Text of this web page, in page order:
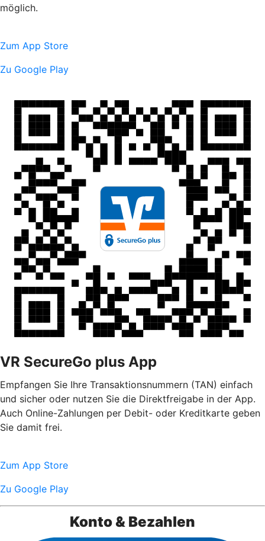
möglich.
Zum App Store
Zu Google Play
VR SecureGo plus App
Empfangen Sie Ihre Transaktionsnummern (TAN) einfach
und sicher oder nutzen Sie die Direktfreigabe in der App.
Auch Online-Zahlungen per Debit- oder Kreditkarte geben
Sie damit frei.
Zum App Store
Zu Google Play
Konto & Bezahlen